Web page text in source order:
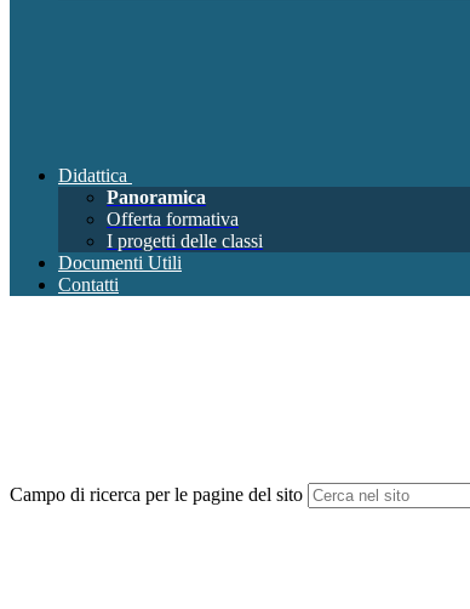
Didattica
Panoramica
Offerta formativa
I progetti delle classi
Documenti Utili
Contatti
Campo di ricerca per le pagine del sito